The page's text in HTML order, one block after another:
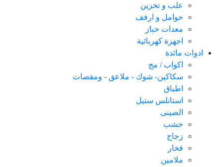
علب و تخزين
حوامل و ارفف
معدات خباز
اجهزة كهربائية
ادوات مائدة
اكواب / مج
سكاكین- شوك - ملاعق - ومقصات
اطباق
استانلس ستيل
الصينى
خشب
زجاج
فخار
ملامين